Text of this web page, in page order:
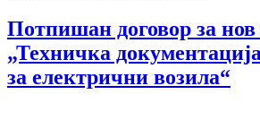
Потпишан договор за нов
„Техничка
за електрични возила“